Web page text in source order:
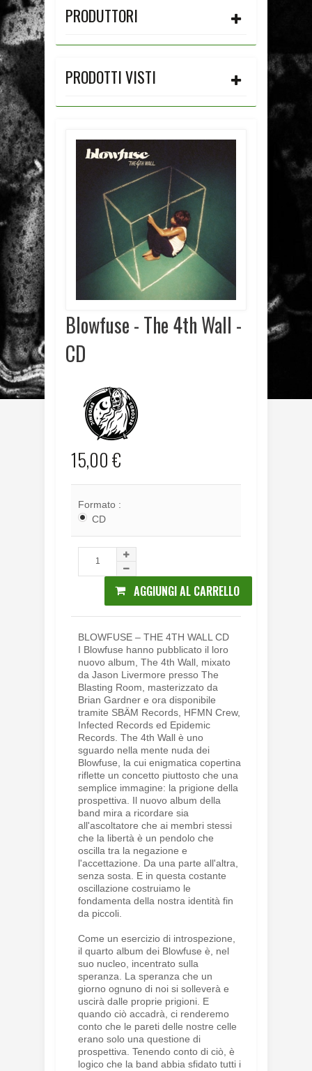
PRODUTTORI
PRODOTTI VISTI
Blowfuse - The 4th Wall -
CD
15,00 €
Formato :
CD
AGGIUNGI AL CARRELLO
BLOWFUSE – THE 4TH WALL CD
I Blowfuse hanno pubblicato il loro
nuovo album, The 4th Wall, mixato
da Jason Livermore presso The
Blasting Room, masterizzato da
Brian Gardner e ora disponibile
tramite SBÄM Records, HFMN Crew,
Infected Records ed Epidemic
Records. The 4th Wall è uno
sguardo nella mente nuda dei
Blowfuse, la cui enigmatica copertina
riflette un concetto piuttosto che una
semplice immagine: la prigione della
prospettiva. Il nuovo album della
band mira a ricordare sia
all'ascoltatore che ai membri stessi
che la libertà è un pendolo che
oscilla tra la negazione e
l'accettazione. Da una parte all'altra,
senza sosta. E in questa costante
oscillazione costruiamo le
fondamenta della nostra identità fin
da piccoli.
Come un esercizio di introspezione,
il quarto album dei Blowfuse è, nel
suo nucleo, incentrato sulla
speranza. La speranza che un
giorno ognuno di noi si solleverà e
uscirà dalle proprie prigioni. E
quando ciò accadrà, ci renderemo
conto che le pareti delle nostre celle
erano solo una questione di
prospettiva. Tenendo conto di ciò, è
logico che la band abbia sfidato tutti i